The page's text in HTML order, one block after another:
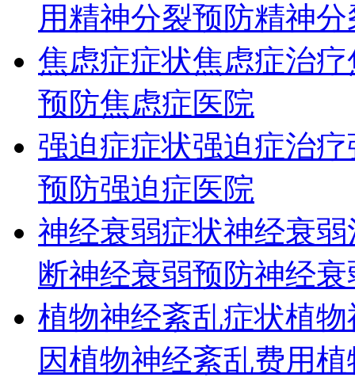
用精神分裂预防精神
焦虑症症状焦虑症治疗
预防焦虑症医院
强迫症症状强迫症治疗
预防强迫症医院
神经衰弱症状神经衰弱
断神经衰弱预防神经
植物神经紊乱症状植物
因植物神经紊乱费用植